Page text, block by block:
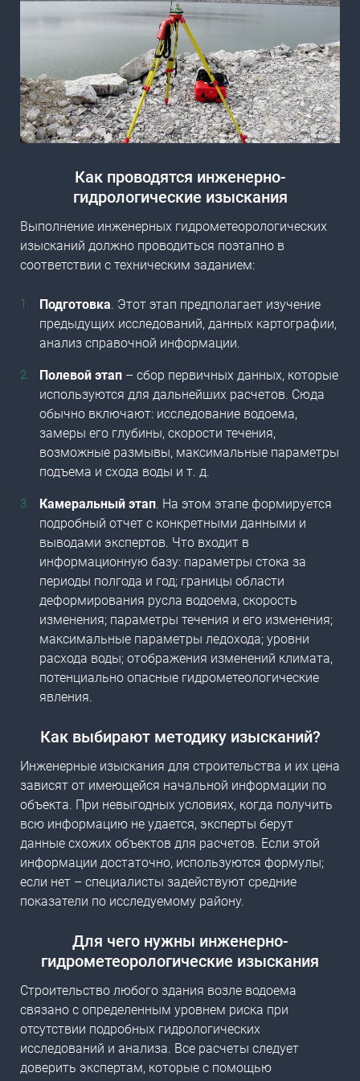
​Как проводятся инженерно-
гидрологические изыскания
Выполнение инженерных гидрометеорологических
изысканий должно проводиться поэтапно в
соответствии с техническим заданием:
Подготовка. Этот этап предполагает изучение
предыдущих исследований, данных картографии,
анализ справочной информации.
Полевой этап – сбор первичных данных, которые
используются для дальнейших расчетов. Сюда
обычно включают: исследование водоема,
замеры его глубины, скорости течения,
возможные размывы, максимальные параметры
подъема и схода воды и т. д.
Камеральный этап. На этом этапе формируется
подробный отчет с конкретными данными и
выводами экспертов. Что входит в
информационную базу: параметры стока за
периоды полгода и год; границы области
деформирования русла водоема, скорость
изменения; параметры течения и его изменения;
максимальные параметры ледохода; уровни
расхода воды; отображения изменений климата,
потенциально опасные гидрометеологические
явления.
​Как выбирают методику изысканий?
Инженерные изыскания для строительства и их цена
зависят от имеющейся начальной информации по
объекта. При невыгодных условиях, когда получить
всю информацию не удается, эксперты берут
данные схожих объектов для расчетов. Если этой
информации достаточно, используются формулы;
если нет – специалисты задействуют средние
показатели по исследуемому району.
​Для чего нужны инженерно-
гидрометеорологические изыскания
Строительство любого здания возле водоема
связано с определенным уровнем риска при
отсутствии подробных гидрологических
исследований и анализа. Все расчеты следует
доверить экспертам, которые с помощью